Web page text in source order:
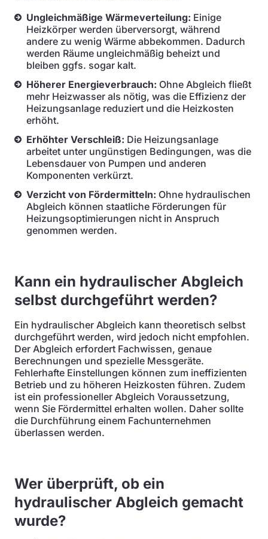
Ungleichmäßige Wärmeverteilung: Einige
Heizkörper werden überversorgt, während
andere zu wenig Wärme abbekommen. Dadurch
werden Räume ungleichmäßig beheizt und
bleiben ggfs. sogar kalt.
Höherer Energieverbrauch: Ohne Abgleich fließt
mehr Heizwasser als nötig, was die Effizienz der
Heizungsanlage reduziert und die Heizkosten
erhöht.
Erhöhter Verschleiß: Die Heizungsanlage
arbeitet unter ungünstigen Bedingungen, was die
Lebensdauer von Pumpen und anderen
Komponenten verkürzt.
Verzicht von Fördermitteln: Ohne hydraulischen
Abgleich können staatliche Förderungen für
Heizungsoptimierungen nicht in Anspruch
genommen werden.
Kann ein hydraulischer Abgleich
selbst durchgeführt werden?
Ein hydraulischer Abgleich kann theoretisch selbst
durchgeführt werden, wird jedoch nicht empfohlen.
Der Abgleich erfordert Fachwissen, genaue
Berechnungen und spezielle Messgeräte.
Fehlerhafte Einstellungen können zum ineffizienten
Betrieb und zu höheren Heizkosten führen. Zudem
ist ein professioneller Abgleich Voraussetzung,
wenn Sie Fördermittel erhalten wollen. Daher sollte
die Durchführung einem Fachunternehmen
überlassen werden.
Wer überprüft, ob ein
hydraulischer Abgleich gemacht
wurde?